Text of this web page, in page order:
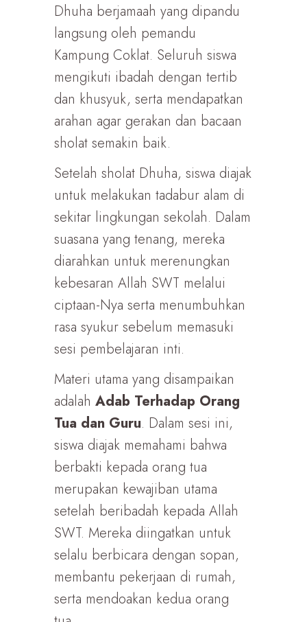
Dhuha berjamaah yang dipandu
langsung oleh pemandu
Kampung Coklat. Seluruh siswa
mengikuti ibadah dengan tertib
dan khusyuk, serta mendapatkan
arahan agar gerakan dan bacaan
sholat semakin baik.
Setelah sholat Dhuha, siswa diajak
untuk melakukan tadabur alam di
sekitar lingkungan sekolah. Dalam
suasana yang tenang, mereka
diarahkan untuk merenungkan
kebesaran Allah SWT melalui
ciptaan-Nya serta menumbuhkan
rasa syukur sebelum memasuki
sesi pembelajaran inti.
Materi utama yang disampaikan
adalah Adab Terhadap Orang
Tua dan Guru. Dalam sesi ini,
siswa diajak memahami bahwa
berbakti kepada orang tua
merupakan kewajiban utama
setelah beribadah kepada Allah
SWT. Mereka diingatkan untuk
selalu berbicara dengan sopan,
membantu pekerjaan di rumah,
serta mendoakan kedua orang